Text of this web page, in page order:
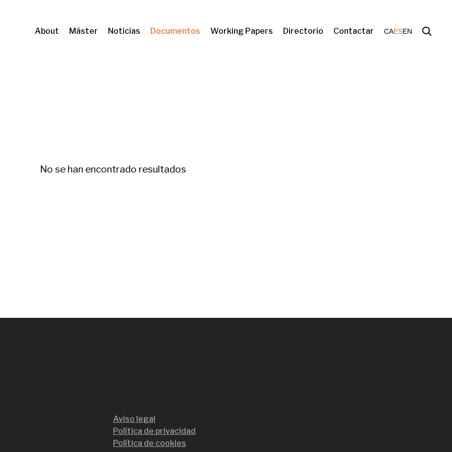
About Máster Noticias Documentos Working Papers Directorio Contactar CAESEN
No se han encontrado resultados
Aviso legal
Política de privacidad
Política de cookies